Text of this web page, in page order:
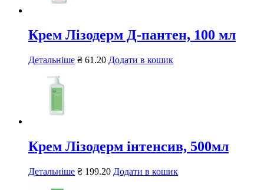
Крем Лізодерм Д-пантен, 100 мл
Детальніше ₴ 61.20 Додати в кошик
Крем Лізодерм інтенсив, 500мл
Детальніше ₴ 199.20 Додати в кошик